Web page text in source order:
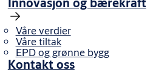
Våre verdier
Våre tiltak
EPD og grønne bygg
Kontakt oss